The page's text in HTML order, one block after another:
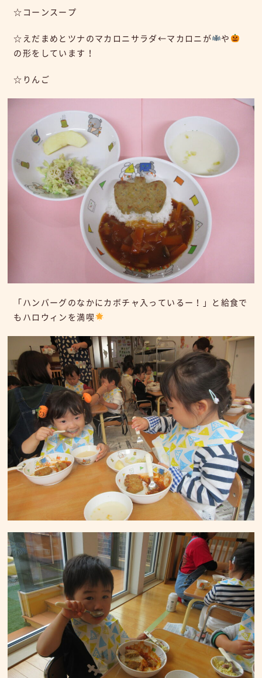
☆コーンスープ
☆えだまめとツナのマカロニサラダ←マカロニが
や
の形をしています！
☆りんご
「ハンバーグのなかにカボチャ入っているー！」と給食で
もハロウィンを満喫